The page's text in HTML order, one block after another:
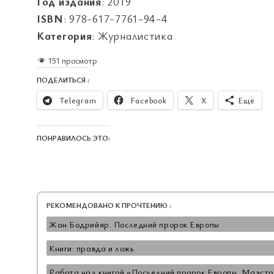
ISBN : 978-617-7761-94-4
Категория: Журналистика
151 просмотр
ПОДЕЛИТЬСЯ :
Telegram Facebook X Ещё
ПОНРАВИЛОСЬ ЭТО:
РЕКОМЕНДОВАНО К ПРОЧТЕНИЮ :
Жан Бодрийяр. Последний пророк Европы
Книги: правда и ложь